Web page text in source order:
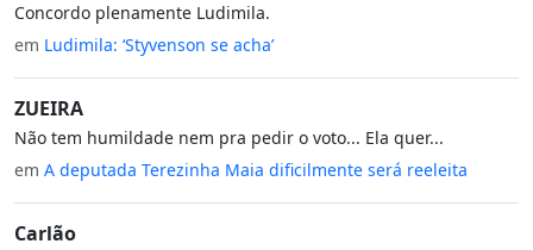
Concordo plenamente Ludimila.
em Ludimila: ‘Styvenson se acha’
ZUEIRA
Não tem humildade nem pra pedir o voto... Ela quer...
em A deputada Terezinha Maia dificilmente será reeleita
Carlão